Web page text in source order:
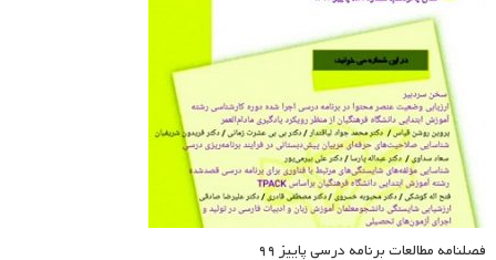
فصلنامه مطالعات برنامه درسی پاییز ۹۹